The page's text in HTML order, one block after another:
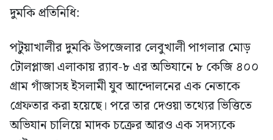
দুমকি প্রতিনিধি:
পটুয়াখালীর দুমকি উপজেলার লেবুখালী পাগলার মোড়
টোলপ্লাজা এলাকায় র‍্যাব-৮ এর অভিযানে ৮ কেজি ৪০০
গ্রাম গাঁজাসহ ইসলামী যুব আন্দোলনের এক নেতাকে
গ্রেফতার করা হয়েছে। পরে তার দেওয়া তথ্যের ভিত্তিতে
অভিযান চালিয়ে মাদক চক্রের আরও এক সদস্যকে